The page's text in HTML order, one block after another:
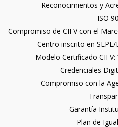
Reconocimientos y
ISO
Compromiso de CIFV con el
Centro inscrito en
Modelo Certificado
Credenciales
Compromiso con la
Garantía
Plan de